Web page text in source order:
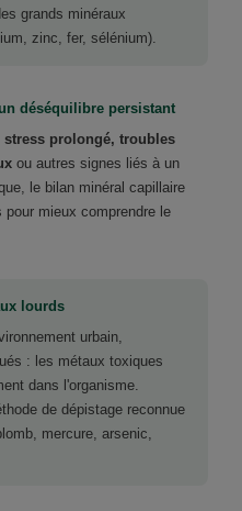
grands minéraux
zinc, fer, sélénium).
déséquilibre persistant
prolongé, troubles
ou autres signes liés à un
le bilan minéral capillaire
mieux comprendre le
lourds
urbain,
: les métaux toxiques
dans l'organisme.
de dépistage reconnue
mercure, arsenic,